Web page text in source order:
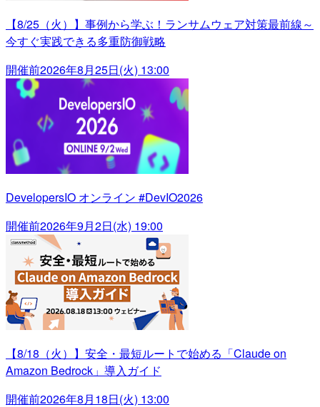
【8/25（火）】事例から学ぶ！ランサムウェア対策最前線～
今すぐ実践できる多重防御戦略
開催前2026年8月25日(火) 13:00
DevelopersIO オンライン #DevIO2026
開催前2026年9月2日(水) 19:00
【8/18（火）】安全・最短ルートで始める「Claude on
Amazon Bedrock」導入ガイド
開催前2026年8月18日(火) 13:00